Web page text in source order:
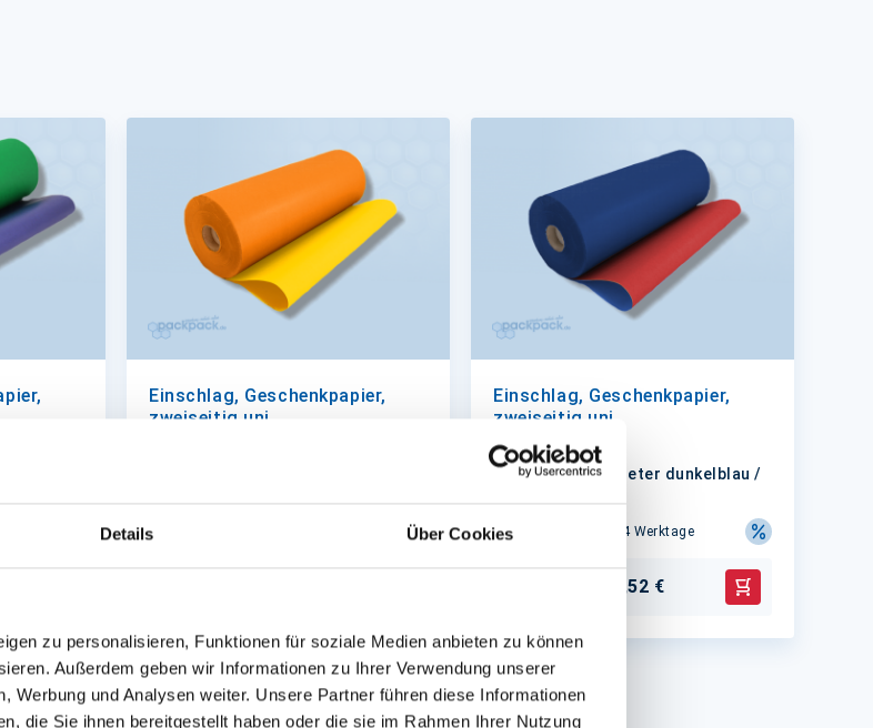
Details Über Cookies
zu personalisieren, Funktionen für soziale Medien anbieten zu können
Außerdem geben wir Informationen zu Ihrer Verwendung unserer
Werbung und Analysen weiter. Unsere Partner führen diese Informationen
die Sie ihnen bereitgestellt haben oder die sie im Rahmen Ihrer Nutzung
Einschlag, Geschenkpapier,
zweiseitig uni
Einschlag, Geschenkpapier,
zweiseitig uni
50cm Rll. á 250 Meter dunkelblau /
Lieferzeit ca.10-14 Werktage
88,52 € In den